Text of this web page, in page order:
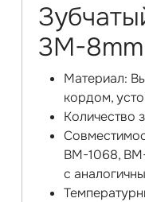
3M-
Материал:
кордом,
Количество
BM-1068,
с